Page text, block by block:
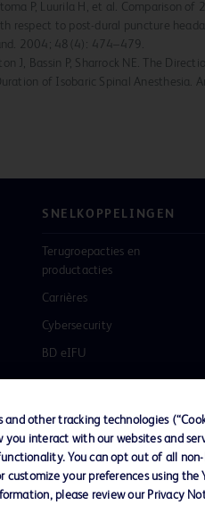
P, Luurila H, et al. Comparison
respect to post-dural puncture
2004; 48(4): 474–479.
J, Bassin P, Sharrock NE. The
of Isobaric Spinal Anesthesia.
SNELKOPPELINGEN
Terugroepacties en
productacties
Carrières
Cybersecurity
BD eIFU
Privacybeleid
and other tracking technologies
interact with our websites and
You can opt out of all
customize your preferences using the
please review our Privacy